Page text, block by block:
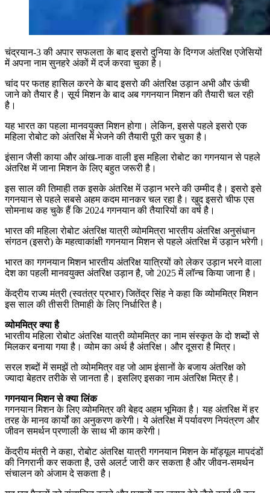
चंद्रयान-3 की अपार सफलता के बाद इसरो दुनिया के दिग्गज अंतरिक्ष एजेसियों
में अपना नाम सुनहरे अंकों में दर्ज करवा चुका है।
चांद पर फतह हासिल करने के बाद इसरो की अंतरिक्ष उड़ान अभी और ऊंची
जाने को तैयार है। सूर्य मिशन के बाद अब गगनयान मिशन की तैयारी चल रही
है।
यह भारत का पहला मानवयुक्त मिशन होगा। लेकिन, इससे पहले इसरो एक
महिला रोबोट को अंतरिक्ष में भेजने की तैयारी पूरी कर चुका है।
इंसान जैसी काया और आंख-नाक वाली इस महिला रोबोट का गगनयान से पहले
अंतरिक्ष में जाना मिशन के लिए बहुत जरूरी है।
इस साल की तिमाही तक इसके अंतरिक्ष में उड़ान भरने की उम्मीद है। इसरो इसे
गगनयान से पहले सबसे अहम कदम मानकर चल रहा है। खुद इसरो चीफ एस
सोमनाथ कह चुके हैं कि 2024 गगनयान की तैयारियों का वर्ष है।
भारत की महिला रोबोट अंतरिक्ष यात्री व्योममित्रा भारतीय अंतरिक्ष अनुसंधान
संगठन (इसरो) के महत्वाकांक्षी गगनयान मिशन से पहले अंतरिक्ष में उड़ान भरेगी।
भारत का गगनयान मिशन भारतीय अंतरिक्ष यात्रियों को लेकर उड़ान भरने वाला
देश का पहली मानवयुक्त अंतरिक्ष उड़ान है, जो 2025 में लॉन्च किया जाना है।
केंद्रीय राज्य मंत्री (स्वतंत्र प्रभार) जितेंद्र सिंह ने कहा कि व्योममित्र मिशन
इस साल की तीसरी तिमाही के लिए निर्धारित है।
व्योममित्र क्या है
भारतीय महिला रोबोट अंतरिक्ष यात्री व्योममित्र का नाम संस्कृत के दो शब्दों से
मिलकर बनाया गया है। व्योम का अर्थ है अंतरिक्ष। और दूसरा है मित्र।
सरल शब्दों में समझें तो व्योममित्र वह जो आम इंसानों के बजाय अंतरिक्ष को
ज्यादा बेहतर तरीके से जानता है। इसलिए इसका नाम अंतरिक्ष मित्र है।
गगनयान मिशन से क्या लिंक
गगनयान मिशन के लिए व्योममित्र की बेहद अहम भूमिका है। यह अंतरिक्ष में हर
तरह के मानव कार्यों का अनुकरण करेगी। ये अंतरिक्ष में पर्यावरण नियंत्रण और
जीवन समर्थन प्रणाली के साथ भी काम करेगी।
केंद्रीय मंत्री ने कहा, रोबोट अंतरिक्ष यात्री गगनयान मिशन के मॉड्यूल मापदंडों
की निगरानी कर सकता है, उसे अलर्ट जारी कर सकता है और जीवन-समर्थन
संचालन को अंजाम दे सकता है।